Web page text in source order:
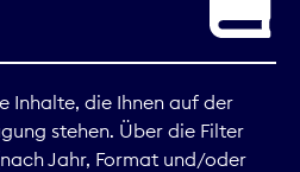
Inhalte, die Ihnen auf der
stehen. Über die Filter
Jahr, Format und/oder